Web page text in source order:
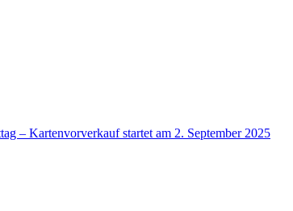
– Kartenvorverkauf startet am 2. September 2025